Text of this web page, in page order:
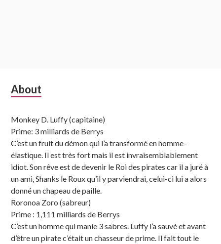
Subsidiary
About
Monkey D. Luffy (capitaine)
Prime: 3 milliards de Berrys
C’est un fruit du démon qui l’a transformé en homme-
élastique. Il est très fort mais il est invraisemblablement
idiot. Son rêve est de devenir le Roi des pirates car il a juré à
un ami, Shanks le Roux qu’il y parviendrai, celui-ci lui a alors
donné un chapeau de paille.
Roronoa Zoro (sabreur)
Prime : 1,111 milliards de Berrys
C’est un homme qui manie 3 sabres. Luffy l’a sauvé et avant
d’être un pirate c’était un chasseur de prime. Il fait tout le